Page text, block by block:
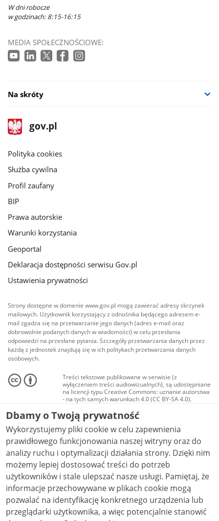
W dni robocze
w godzinach: 8:15-16:15
MEDIA SPOŁECZNOŚCIOWE:
Na skróty
stopka
gov.pl
Strona
gov.pl
gov.pl
Polityka cookies
Służba cywilna
Profil zaufany
BIP
Prawa autorskie
Warunki korzystania
Geoportal
Deklaracja dostępności serwisu Gov.pl
Ustawienia prywatności
Strony dostępne w domenie www.gov.pl mogą zawierać adresy skrzynek
mailowych. Użytkownik korzystający z odnośnika będącego adresem e-
mail zgadza się na przetwarzanie jego danych (adres e-mail oraz
dobrowolnie podanych danych w wiadomości) w celu przesłania
odpowiedzi na przesłane pytania. Szczegóły przetwarzania danych przez
każdą z jednostek znajdują się w ich politykach przetwarzania danych
osobowych.
Treści tekstowe publikowane w serwisie (z
wyłączeniem treści audiowizualnych), są udostępniane
na licencji typu Creative Commons: uznanie autorstwa
- na tych samych warunkach 4.0 (CC BY-SA 4.0).
Materiały audiowizualne, w tym zdjęcia, materiały
audio i wideo, są udostępniane na licencji typu
Creative Commons: uznanie autorstwa użycie
niekomercyjne - bez utworów zależnych 4.0 (CC BY-
NC-ND 4.0), o ile nie jest to stwierdzone inaczej.
Dbamy o Twoją prywatność
Wykorzystujemy pliki cookie w celu zapewnienia
prawidłowego funkcjonowania naszej witryny oraz do
analizy ruchu i optymalizacji działania strony. Dzięki nim
możemy lepiej dostosować treści do potrzeb
użytkowników i stale ulepszać nasze usługi. Pamiętaj, że
informacje przechowywane w plikach cookie mogą
pozwalać na identyfikację konkretnego urządzenia lub
przeglądarki użytkownika, a więc potencjalnie stanowić